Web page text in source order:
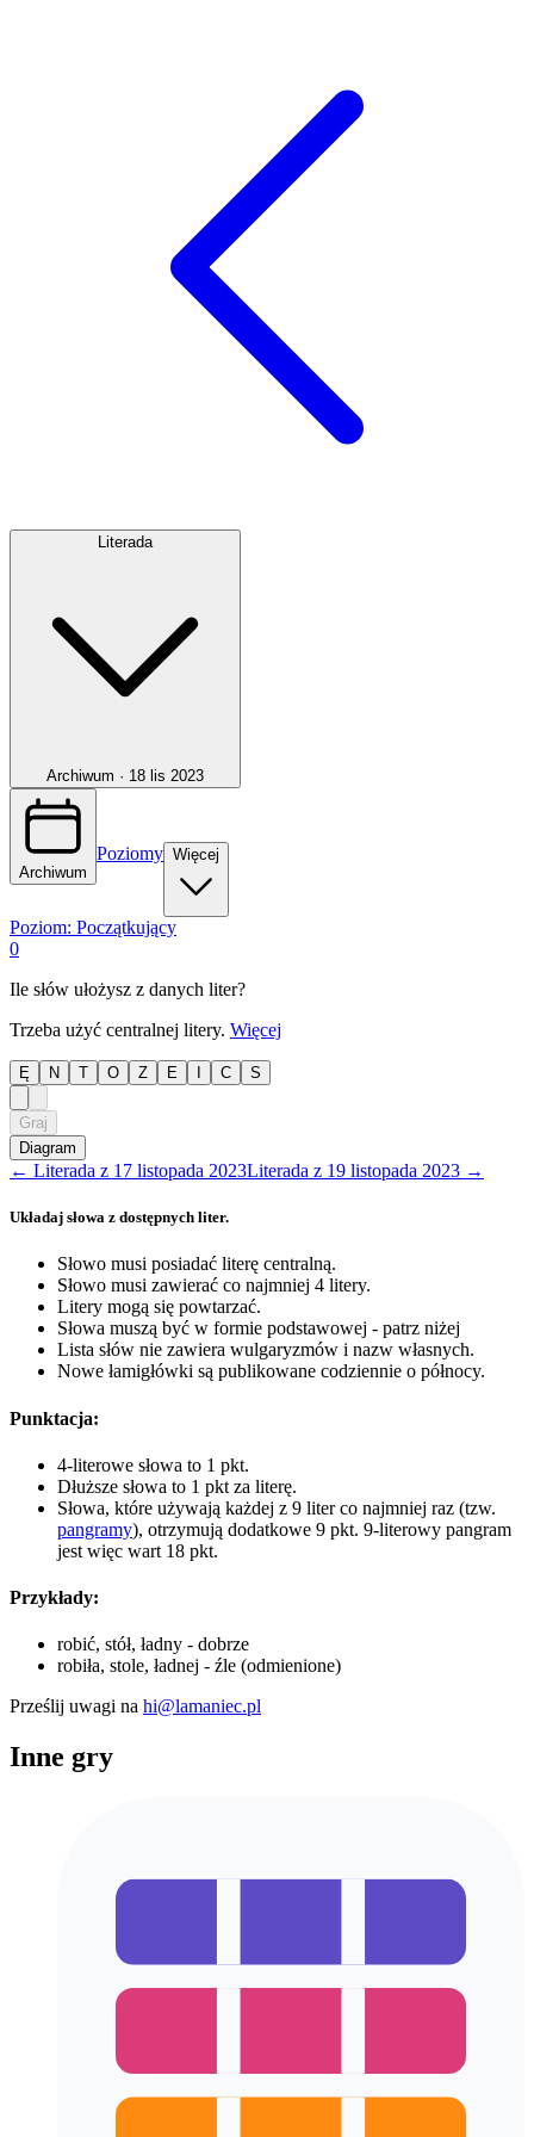
Literada
Archiwum · 18 lis 2023
Archiwum
Poziomy Więcej
Poziom: Początkujący
0
Ile słów ułożysz z danych liter?
Trzeba użyć centralnej litery. Więcej
Ę N T O Z E C S
Graj
Diagram
← Literada z 17 listopada 2023Literada z 19 listopada 2023 →
Układaj słowa z dostępnych liter.
Słowo musi posiadać literę centralną.
Słowo musi zawierać co najmniej 4 litery.
Litery mogą się powtarzać.
Słowa muszą być w formie podstawowej - patrz niżej
Lista słów nie zawiera wulgaryzmów i nazw własnych.
Nowe łamigłówki są publikowane codziennie o północy.
Punktacja:
4-literowe słowa to 1 pkt.
Dłuższe słowa to 1 pkt za literę.
Słowa, które używają każdej z 9 liter co najmniej raz (tzw.
pangramy), otrzymują dodatkowe 9 pkt. 9-literowy pangram
jest więc wart 18 pkt.
Przykłady:
robić, stół, ładny - dobrze
robiła, stole, ładnej - źle (odmienione)
Prześlij uwagi na hi@lamaniec.pl
Inne gry